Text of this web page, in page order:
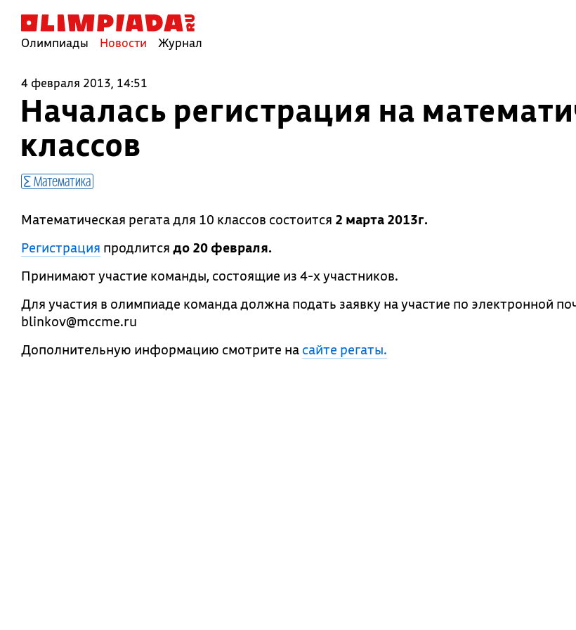
Олимпиады Новости Журнал
4 февраля 2013, 14:51
Началась регистрация на
классов
Математика
Математическая регата для 10 классов состоится 2 марта 2013г.
Регистрация продлится до 20 февраля.
Принимают участие команды, состоящие из 4-х участников.
Для участия в олимпиаде команда должна подать заявку на участие по электронной
blinkov@mccme.ru
Дополнительную информацию смотрите на сайте регаты.